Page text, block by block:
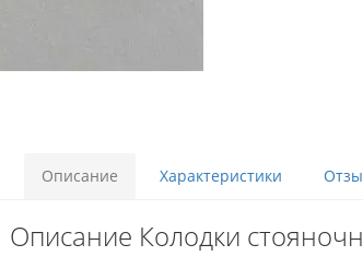
Описание Характеристики
Описание Колодки